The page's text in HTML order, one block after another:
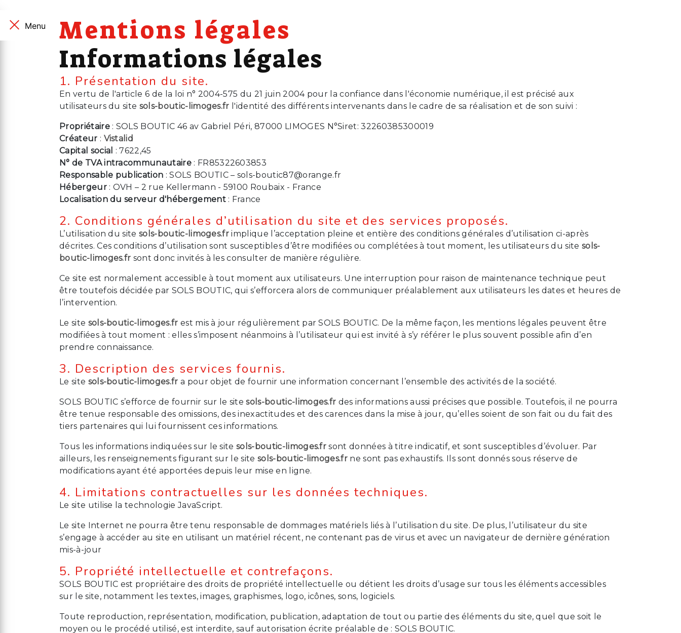
Menu
Mentions légales
Informations légales
1. Présentation du site.
En vertu de l'article 6 de la loi n° 2004-575 du 21 juin 2004 pour la confiance dans l'économie numérique, il est précisé aux
utilisateurs du site sols-boutic-limoges.fr l'identité des différents intervenants dans le cadre de sa réalisation et de son suivi :
Propriétaire: SOLS BOUTIC 46 av Gabriel Péri, 87000 LIMOGES N°Siret: 32260385300019
Créateur : Vistalid
Capital social : 7622,45
N° de TVA intracommunautaire: FR85322603853
Responsable publication : SOLS BOUTIC – sols-boutic87@orange.fr
Hébergeur: OVH – 2 rue Kellermann - 59100 Roubaix - France
Localisation du serveur d'hébergement: France
2. Conditions générales d’utilisation du site et des services proposés.
L’utilisation du sitesols-boutic-limoges.fr implique l’acceptation pleine et entière des conditions générales d’utilisation ci-après
décrites. Ces conditions d’utilisation sont susceptibles d’être modifiées ou complétées à tout moment, les utilisateurs du site sols-
boutic-limoges.fr sont donc invités à les consulter de manière régulière.
Ce site est normalement accessible à tout moment aux utilisateurs. Une interruption pour raison de maintenance technique peut
être toutefois décidée par SOLS BOUTIC, qui s’efforcera alors de communiquer préalablement aux utilisateurs les dates et heures de
l’intervention.
Le site sols-boutic-limoges.fr est mis à jour régulièrement par SOLS BOUTIC. De la même façon, les mentions légales peuvent être
modifiées à tout moment : elles s’imposent néanmoins à l’utilisateur qui est invité à s’y référer le plus souvent possible afin d’en
prendre connaissance.
3. Description des services fournis.
Le site sols-boutic-limoges.fr a pour objet de fournir une information concernant l’ensemble des activités de la société.
SOLS BOUTIC s’efforce de fournir sur le sitesols-boutic-limoges.fr des informations aussi précises que possible. Toutefois, il ne pourra
être tenue responsable des omissions, des inexactitudes et des carences dans la mise à jour, qu’elles soient de son fait ou du fait des
tiers partenaires qui lui fournissent ces informations.
Tous les informations indiquées sur le sitesols-boutic-limoges.fr sont données à titre indicatif, et sont susceptibles d’évoluer. Par
ailleurs, les renseignements figurant sur le sitesols-boutic-limoges.fr ne sont pas exhaustifs. Ils sont donnés sous réserve de
modifications ayant été apportées depuis leur mise en ligne.
4. Limitations contractuelles sur les données techniques.
Le site utilise la technologie JavaScript.
Le site Internet ne pourra être tenu responsable de dommages matériels liés à l’utilisation du site. De plus, l’utilisateur du site
s’engage à accéder au site en utilisant un matériel récent, ne contenant pas de virus et avec un navigateur de dernière génération
mis-à-jour
5. Propriété intellectuelle et contrefaçons.
SOLS BOUTIC est propriétaire des droits de propriété intellectuelle ou détient les droits d’usage sur tous les éléments accessibles
sur le site, notamment les textes, images, graphismes, logo, icônes, sons, logiciels.
Toute reproduction, représentation, modification, publication, adaptation de tout ou partie des éléments du site, quel que soit le
moyen ou le procédé utilisé, est interdite, sauf autorisation écrite préalable de : SOLS BOUTIC.